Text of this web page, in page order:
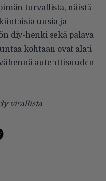
turvallista, näistä
uusia ja
diy-henki sekä palava
kohtaan ovat alati
autenttisuuden
virallista